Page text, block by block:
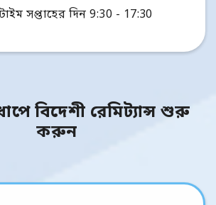
সপ্তাহের দিন 9:30 - 17:30
বিদেশী রেমিট্যান্স শুরু
করুন